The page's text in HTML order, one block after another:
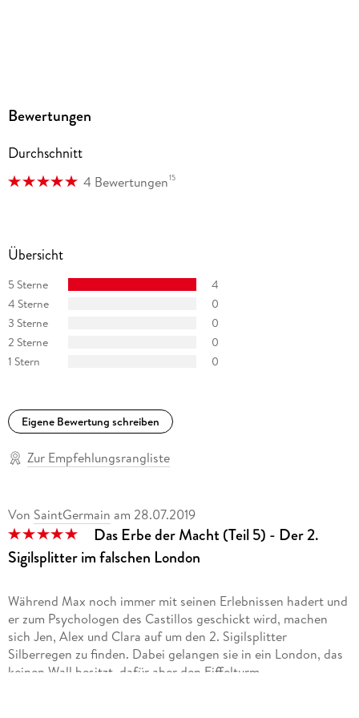
Bewertungen
Durchschnitt
4 Bewertungen15
Übersicht
5 Sterne
4
4 Sterne
0
3 Sterne
0
2 Sterne
0
1 Stern
0
Eigene Bewertung schreiben
Zur Empfehlungsrangliste
Von SaintGermain am 28.07.2019
Das Erbe der Macht (Teil 5) - Der 2.
Sigilsplitter im falschen London
Während Max noch immer mit seinen Erlebnissen hadert und
er zum Psychologen des Castillos geschickt wird, machen
sich Jen, Alex und Clara auf um den 2. Sigilsplitter
Silberregen zu finden. Dabei gelangen sie in ein London, das
keinen Wall besitzt, dafür aber den Eiffelturm.